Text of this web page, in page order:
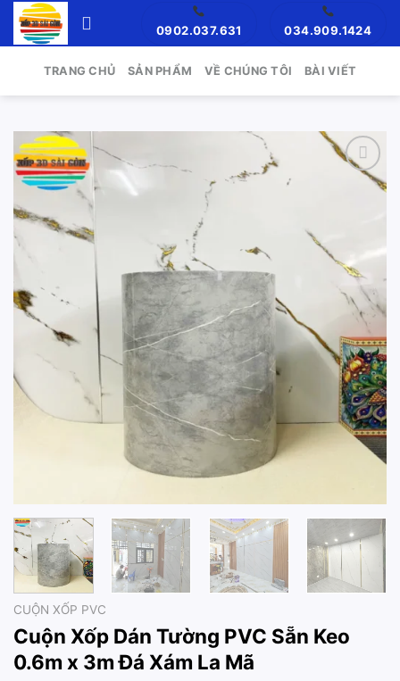
Skip
0902.037.631 034.909.1424
TRANG CHỦ SẢN PHẨM VỀ CHÚNG TÔI BÀI VIẾT
Add to
CUỘN XỐP PVC
Cuộn Xốp Dán Tường PVC Sẵn Keo
0.6m x 3m Đá Xám La Mã